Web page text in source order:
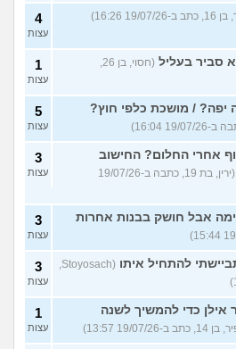
07/26 16:26)
4
עצות
סביר בעליל
(חסוי, בן 26,
1
עצות
יפה? / מושכת כלפי חוץ? 5
עצות
אחרי החלום? החישוב
(ירין, בת 19, כתבה ב-19/07/26
3
עצות
אבל חושק בבנות אחרות 3
עצות
להתחיל איתו
(Stoyosach,
3
עצות
כדי להמשיך לשנה
ב-19/07/26 13:57)
1
עצות